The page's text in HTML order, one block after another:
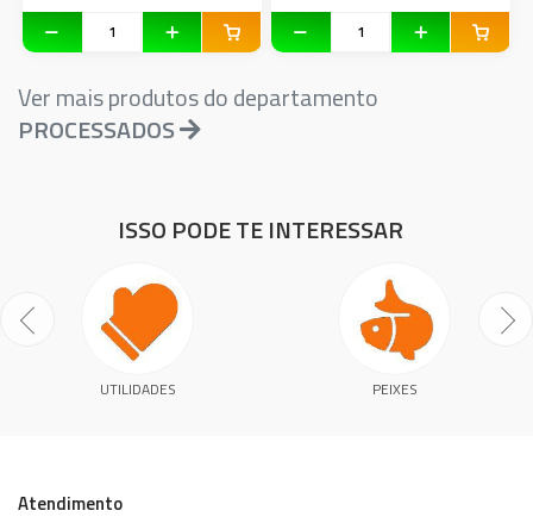
Ver mais produtos do departamento
PROCESSADOS
ISSO PODE TE INTERESSAR
UTILIDADES PEIXES
Atendimento